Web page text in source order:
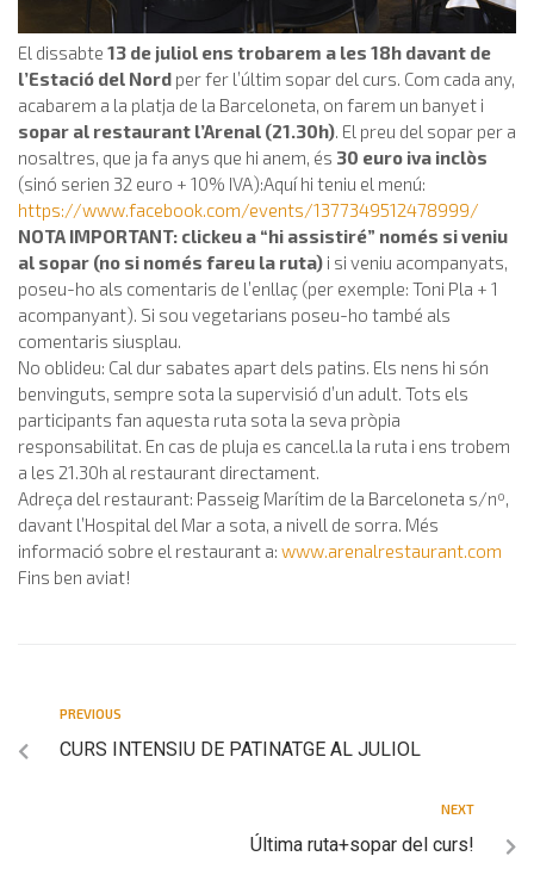
El dissabte 13 de juliol ens trobarem a les 18h davant de
l’Estació del Nord per fer l’últim sopar del curs. Com cada any,
acabarem a la platja de la Barceloneta, on farem un banyet i
sopar al restaurant l’Arenal (21.30h). El preu del sopar per a
nosaltres, que ja fa anys que hi anem, és 30 euro iva inclòs
(sinó serien 32 euro + 10% IVA):Aquí hi teniu el menú:
https://www.facebook.com/events/1377349512478999/
NOTA IMPORTANT: clickeu a “hi assistiré” només si veniu
al sopar (no si només fareu la ruta) i si veniu acompanyats,
poseu-ho als comentaris de l’enllaç (per exemple: Toni Pla + 1
acompanyant). Si sou vegetarians poseu-ho també als
comentaris siusplau.
No oblideu: Cal dur sabates apart dels patins. Els nens hi són
benvinguts, sempre sota la supervisió d’un adult. Tots els
participants fan aquesta ruta sota la seva pròpia
responsabilitat. En cas de pluja es cancel.la la ruta i ens trobem
a les 21.30h al restaurant directament.
Adreça del restaurant: Passeig Marítim de la Barceloneta s/nº,
davant l’Hospital del Mar a sota, a nivell de sorra. Més
informació sobre el restaurant a: www.arenalrestaurant.com
Fins ben aviat!
PREVIOUS
CURS INTENSIU DE PATINATGE AL JULIOL
NEXT
Última ruta+sopar del curs!